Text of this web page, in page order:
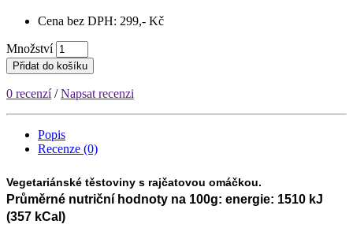
Cena bez DPH: 299,- Kč
Množství
Přidat do košíku
0 recenzí/Napsat recenzi
Popis
Recenze (0)
Vegetariánské těstoviny s rajčatovou omáčkou.
Průměrné nutriční hodnoty na 100g: energie: 1510 kJ
(357 kCal)